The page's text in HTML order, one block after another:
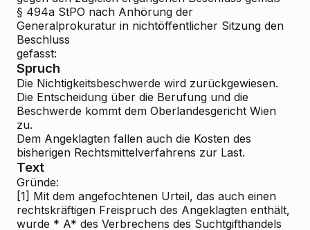
§ 494a StPO nach Anhörung der
Generalprokuratur in nichtöffentlicher Sitzung den
Beschluss
gefasst:
Spruch
Die Nichtigkeitsbeschwerde wird zurückgewiesen.
Die Entscheidung über die Berufung und die
Beschwerde kommt dem Oberlandesgericht Wien
zu.
Dem Angeklagten fallen auch die Kosten des
bisherigen Rechtsmittelverfahrens zur Last.
Text
Gründe:
[1] Mit dem angefochtenen Urteil, das auch einen
rechtskräftigen Freispruch des Angeklagten enthält,
wurde * A* des Verbrechens des Suchtgifthandels